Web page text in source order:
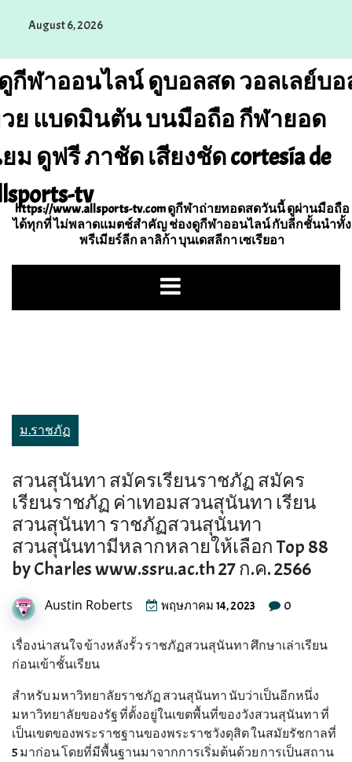
August 6, 2026
กีฬาออนไลน์ ดูบอลสด วอลเลย์บอ
ย แบดมินตัน บนมือถือ กีฬายอด
ม ดูฟรี ภาชัด เสียงชัด cortesía de
tv
https://www.allsports-tv.com ดูกีฬาถ่ายทอดสดวันนี้ ดูผ่านมือถือ
ได้ทุกที่ ไม่พลาดแมตช์สำคัญ ช่องดูกีฬาออนไลน์ กับลีกชั้นนำทั้ง
พรีเมียร์ลีก ลาลิก้า บุนเดสลีกา เซเรียอา
ม.ราชภัฏ
สวนสุนันทา สมัครเรียนราชภัฏ สมัคร
เรียนราชภัฏ ค่าเทอมสวนสุนันทา เรียน
สวนสุนันทา ราชภัฏสวนสุนันทา
สวนสุนันทามีหลากหลายให้เลือก Top 88
by Charles www.ssru.ac.th 27 ก.ค. 2566
Austin Roberts พฤษภาคม 14, 2023 0
เรื่องน่าสนใจ ข้างหลังรั้ว ราชภัฏสวนสุนันทา ศึกษาเล่าเรียน
ก่อนเข้าชั้นเรียน
สำหรับ มหาวิทยาลัยราชภัฏ สวนสุนันทา นับว่าเป็นอีกหนึ่ง
มหาวิทยาลัยของรัฐ ที่ตั้งอยู่ในเขตพื้นที่ของวังสวนสุนันทา ที่
เป็นเขตของพระราชฐานของพระราชวังดุสิต ในสมัยรัชกาลที่
5 มาก่อน โดยที่มีพื้นฐานมาจากการเริ่มต้นด้วย การเป็นสถาน